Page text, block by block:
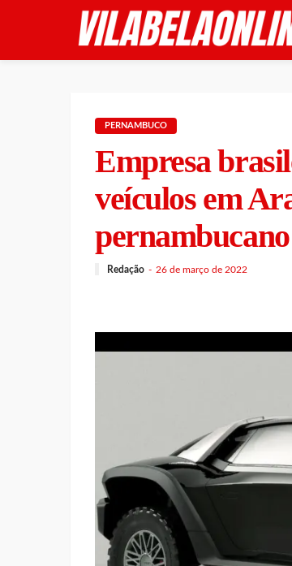
PERNAMBUCO
Empresa
veículos em
pernambucano
Redação 26 de março de 2022